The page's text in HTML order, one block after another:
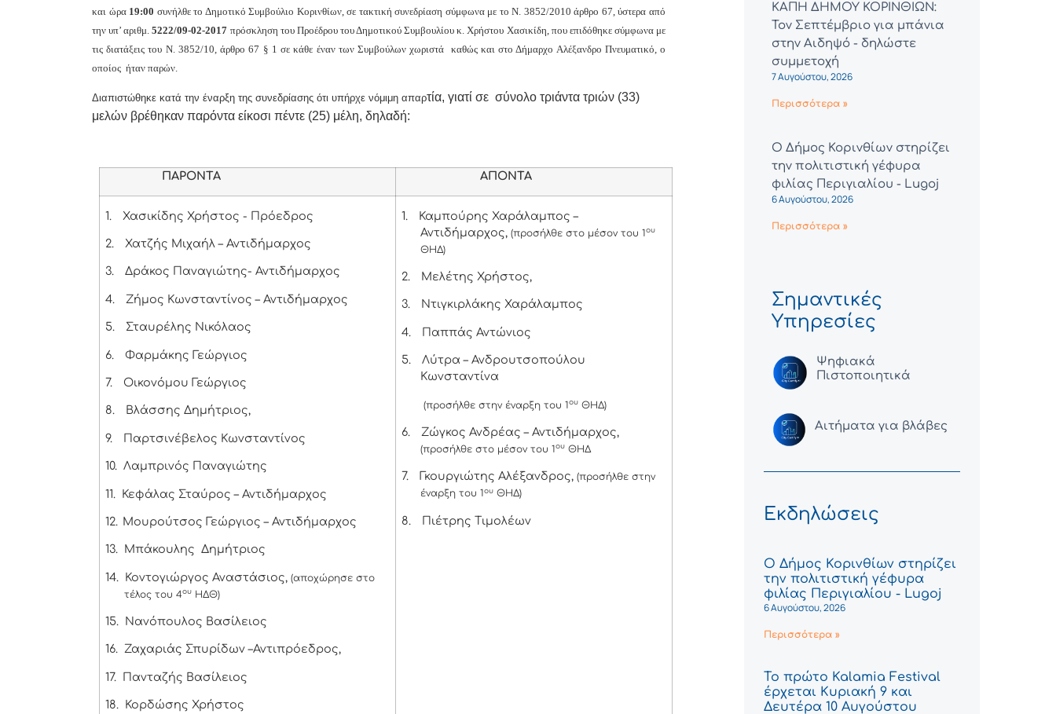
και ώρα 19:00 συνήλθε το Δημοτικό Συμβούλιο Κορινθίων, σε τακτική συνεδρίαση σύμφωνα με το Ν. 3852/2010 άρθρο 67, ύστερα από
την υπ’ αριθμ.5222/09-02-2017 πρόσκληση του Προέδρου του Δημοτικού Συμβουλίου κ. Χρήστου Χασικίδη, που επιδόθηκε σύμφωνα με
τις διατάξεις του Ν. 3852/10, άρθρο 67 § 1 σε κάθε έναν των Συμβούλων χωριστά καθώς και στο Δήμαρχο Αλέξανδρο Πνευματικό, ο
οποίος ήταν παρών.
Διαπιστώθηκε κατά την έναρξη της συνεδρίασης ότι υπήρχε νόμιμη απαρτία, γιατί σε σύνολο τριάντα τριών (33)
μελών βρέθηκαν παρόντα είκοσι πέντε (25) μέλη, δηλαδή:
ΠΑΡΟΝΤΑ ΑΠΟΝΤΑ
1. Χασικίδης Χρήστος - Πρόεδρος
2. Χατζής Μιχαήλ – Αντιδήμαρχος
3. Δράκος Παναγιώτης- Αντιδήμαρχος
4. Ζήμος Κωνσταντίνος – Αντιδήμαρχος
5. Σταυρέλης Νικόλαος
6. Φαρμάκης Γεώργιος
7. Οικονόμου Γεώργιος
8. Βλάσσης Δημήτριος,
9. Παρτσινέβελος Κωνσταντίνος
10. Λαμπρινός Παναγιώτης
11. Κεφάλας Σταύρος – Αντιδήμαρχος
12. Μουρούτσος Γεώργιος – Αντιδήμαρχος
13. Μπάκουλης Δημήτριος
14. Κοντογιώργος Αναστάσιος, (αποχώρησε στο
τέλος του 4ουΗΔΘ)
15. Νανόπουλος Βασίλειος
16. Ζαχαριάς Σπυρίδων –Αντιπρόεδρος,
17. Πανταζής Βασίλειος
18. Κορδώσης Χρήστος
1.
Καμπούρης Χαράλαμπος –
Αντιδήμαρχος, (προσήλθε στο μέσον του 1ου
ΘΗΔ)
2. Μελέτης Χρήστος,
3. Ντιγκιρλάκης Χαράλαμπος
4. Παππάς Αντώνιος
5.
Λύτρα – Ανδρουτσοπούλου
Κωνσταντίνα
(προσήλθε στην έναρξη του 1ουΘΗΔ)
6. Ζώγκος Ανδρέας – Αντιδήμαρχος,
(προσήλθε στο μέσον του 1 ουΘΗΔ
7. Γκουργιώτης Αλέξανδρος, (προσήλθε στην
έναρξη του 1 ουΘΗΔ)
8. Πιέτρης Τιμολέων
ΚΑΠΗ ΔΗΜΟΥ ΚΟΡΙΝΘΙΩΝ:
Τον Σεπτέμβριο για μπάνια
στην Αιδηψό - δηλώστε
συμμετοχή
7 Αυγούστου, 2026
Περισσότερα »
Ο Δήμος Κορινθίων στηρίζει
την πολιτιστική γέφυρα
φιλίας Περιγιαλίου - Lugoj
6 Αυγούστου, 2026
Περισσότερα »
Σημαντικές
Υπηρεσίες
Ψηφιακά
Πιστοποιητικά
Αιτήματα για βλάβες
Εκδηλώσεις
Ο Δήμος Κορινθίων στηρίζει
την πολιτιστική γέφυρα
φιλίας Περιγιαλίου - Lugoj
6 Αυγούστου, 2026
Περισσότερα »
Το πρώτο Kalamia Festival
έρχεται Κυριακή 9 και
Δευτέρα 10 Αυγούστου